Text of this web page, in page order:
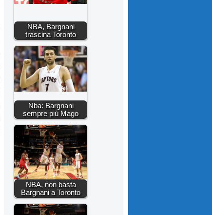
NBA, Bargnani
trascina Toronto
Nba: Bargnani
sempre più Mago
NBA, non basta
Bargnani a Toronto